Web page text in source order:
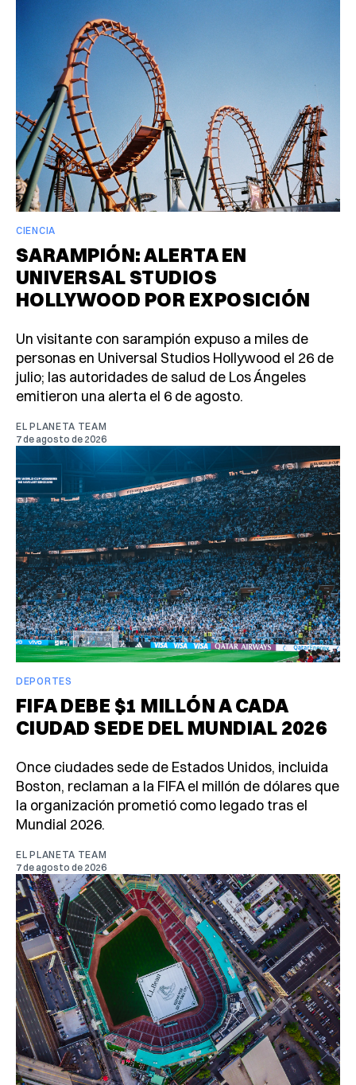
CIENCIA
SARAMPIÓN: ALERTA EN
UNIVERSAL STUDIOS
HOLLYWOOD POR EXPOSICIÓN
Un visitante con sarampión expuso a miles de
personas en Universal Studios Hollywood el 26 de
julio; las autoridades de salud de Los Ángeles
emitieron una alerta el 6 de agosto.
EL PLANETA TEAM
7 de agosto de 2026
DEPORTES
FIFA DEBE $1 MILLÓN A CADA
CIUDAD SEDE DEL MUNDIAL 2026
Once ciudades sede de Estados Unidos, incluida
Boston, reclaman a la FIFA el millón de dólares que
la organización prometió como legado tras el
Mundial 2026.
EL PLANETA TEAM
7 de agosto de 2026